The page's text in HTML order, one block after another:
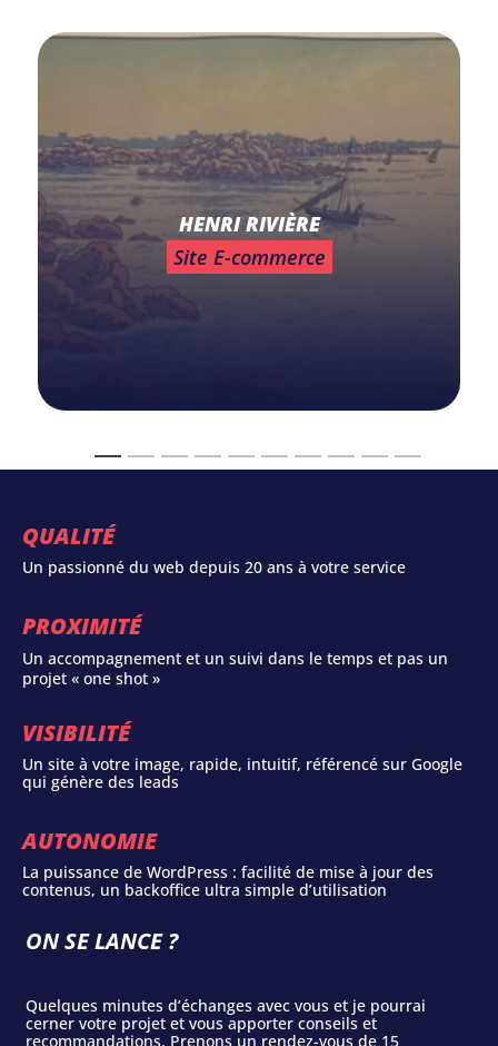
HENRI RIVIÈRE
Site E-commerce
QUALITÉ
Un passionné du web depuis 20 ans à votre service
PROXIMITÉ
Un accompagnement et un suivi dans le temps et pas un
projet « one shot »
VISIBILITÉ
Un site à votre image, rapide, intuitif, référencé sur Google
qui génère des leads
AUTONOMIE
La puissance de WordPress : facilité de mise à jour des
contenus, un backoffice ultra simple d’utilisation
ON SE LANCE ?
Quelques minutes d’échanges avec vous et je pourrai
cerner votre projet et vous apporter conseils et
recommandations. Prenons un rendez-vous de 15